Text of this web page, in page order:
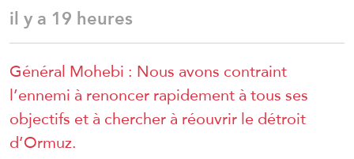
il y a 19 heures
Général Mohebi : Nous avons contraint
l’ennemi à renoncer rapidement à tous ses
objectifs et à chercher à réouvrir le détroit
d’Ormuz.